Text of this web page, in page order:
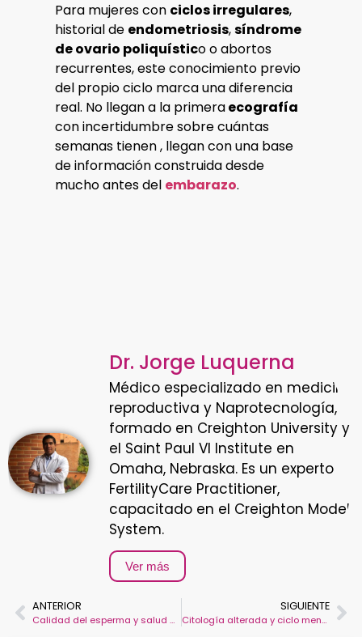
Para mujeres con ciclos irregulares,
historial de endometriosis,síndrome
de ovario poliquístico o abortos
recurrentes, este conocimiento previo
del propio ciclo marca una diferencia
real. No llegan a la primeraecografía
con incertidumbre sobre cuántas
semanas tienen , llegan con una base
de información construida desde
mucho antes del embarazo.
Dr. Jorge Luquerna
Médico especializado en medicina
reproductiva y Naprotecnología,
formado en Creighton University y
el Saint Paul VI Institute en
Omaha, Nebraska. Es un experto
FertilityCare Practitioner,
capacitado en el Creighton Model
System.
Ver más
ANTERIOR
Calidad del esperma y salud general
SIGUIENTE
Citología alterada y ciclo menstrual irregular